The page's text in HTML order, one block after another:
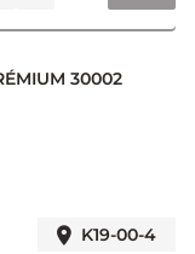
30002
K19-00-4